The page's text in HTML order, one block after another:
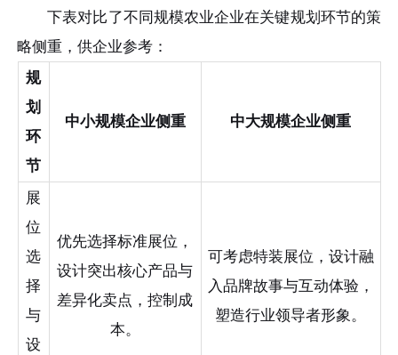
下表对比了不同规模农业企业在关键规划环节的策
略侧重，供企业参考：
规
划
环
节
中小规模企业侧重 中大规模企业侧重
展
位
选
择
与
设
优先选择标准展位，
设计突出核心产品与
差异化卖点，控制成
本。
可考虑特装展位，设计融
入品牌故事与互动体验，
塑造行业领导者形象。